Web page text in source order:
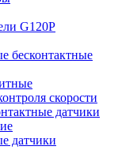
G120P
бесконтактные
скорости
датчики
датчики